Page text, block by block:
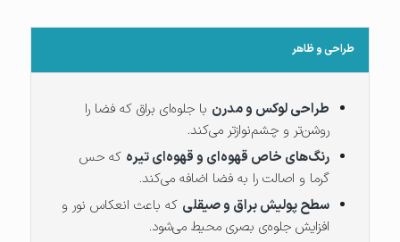
طراحی و ظاهر
طراحی لوکس و مدرن با جلوه‌ای براق که فضا را
روشن‌تر و چشم‌نوازتر می‌کند.
رنگ‌های خاص قهوه‌ای و قهوه‌ای تیره که حس
گرما و اصالت را به فضا اضافه می‌کند.
سطح پولیش براق و صیقلی که باعث انعکاس نور و
افزایش جلوه‌ی بصری محیط می‌شود.